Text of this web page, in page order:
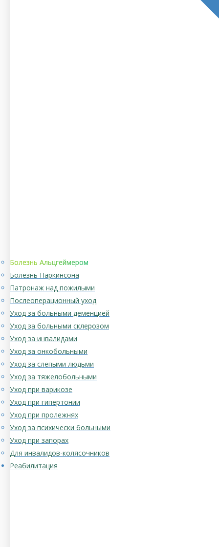
Болезнь Альцгеймером
Болезнь Паркинсона
Патронаж над пожилыми
Послеоперационный уход
Уход за больными деменцией
Уход за больными склерозом
Уход за инвалидами
Уход за онкобольными
Уход за слепыми людьми
Уход за тяжелобольными
Уход при варикозе
Уход при гипертонии
Уход при пролежнях
Уход за психически больными
Уход при запорах
Для инвалидов-колясочников
Реабилитация